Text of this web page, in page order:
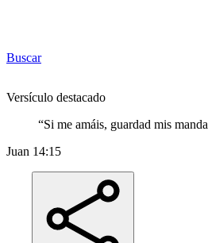
Buscar
Versículo destacado
“Si me amáis, guardad mis
Juan 14:15